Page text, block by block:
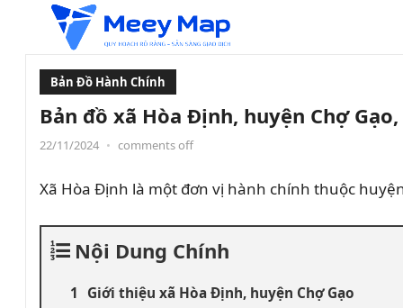
Bản Đồ Hành Chính
Bản đồ xã Hòa Định, huyện Chợ
22/11/2024 • comments off
Xã Hòa Định là một đơn vị hành chính thuộc
Nội Dung Chính
Giới thiệu xã Hòa Định, huyện Chợ Gạo